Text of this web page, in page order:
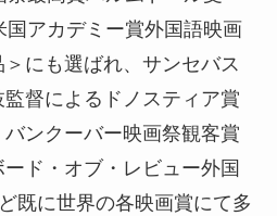
アカデミー賞外国語映画
にも選ばれ、サンセバス
督によるドノスティア賞
バンクーバー映画祭観客賞
ド・オブ・レビュー外国
既に世界の各映画賞にて多